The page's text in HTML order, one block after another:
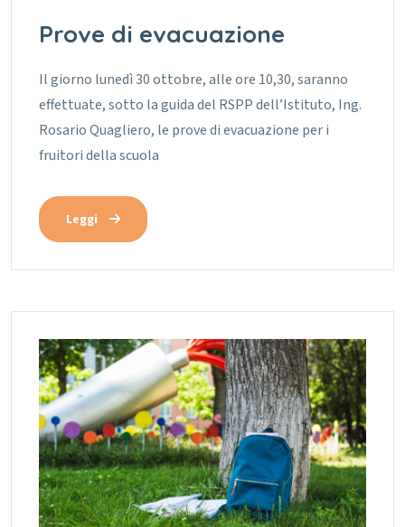
Prove di evacuazione
Il giorno lunedì 30 ottobre, alle ore 10,30, saranno
effettuate, sotto la guida del RSPP dell’Istituto, Ing.
Rosario Quagliero, le prove di evacuazione per i
fruitori della scuola
Leggi